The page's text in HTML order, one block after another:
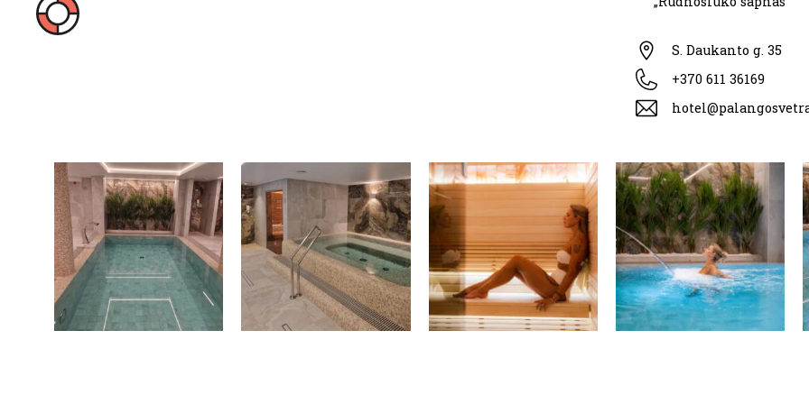
S. Daukanto g. 35
+370 611 36169